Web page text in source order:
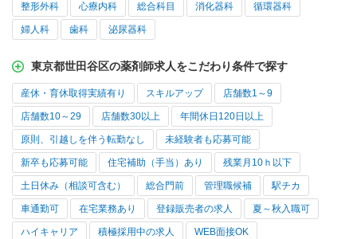
整形外科 心療内科 総合科目 消化器科 循環器科
婦人科 歯科 泌尿器科
東京都世田谷区の薬剤師求人をこだわり条件で探す
産休・育休取得実績有り スキルアップ 店舗数1～9
店舗数10～29 店舗数30以上 年間休日120日以上
原則、引越しを伴う転勤なし 未経験者も応募可能
新卒も応募可能 住宅補助（手当）あり 残業月10ｈ以下
土日休み（相談可含む） 総合門前 管理職候補 駅チカ
車通勤可 在宅業務あり 登録販売者の求人 夏～秋入職可
ハイキャリア 積極採用中の求人 WEB面接OK